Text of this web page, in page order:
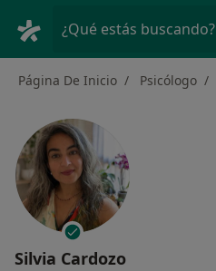
¿Qué estás buscando?
Página De Inicio Psicólogo
Silvia Cardozo